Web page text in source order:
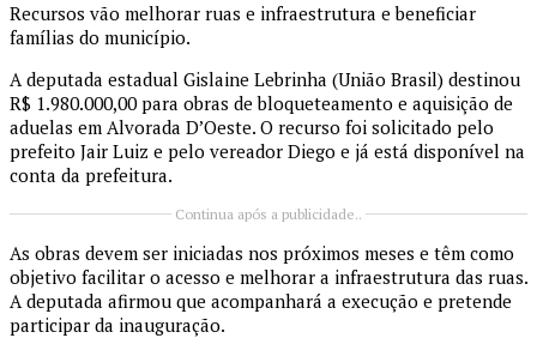
Recursos vão melhorar ruas e infraestrutura e beneficiar
famílias do município.
A deputada estadual Gislaine Lebrinha (União Brasil) destinou
R$ 1.980.000,00 para obras de bloqueteamento e aquisição de
aduelas em Alvorada D’Oeste. O recurso foi solicitado pelo
prefeito Jair Luiz e pelo vereador Diego e já está disponível na
conta da prefeitura.
Continua após a publicidade..
As obras devem ser iniciadas nos próximos meses e têm como
objetivo facilitar o acesso e melhorar a infraestrutura das ruas.
A deputada afirmou que acompanhará a execução e pretende
participar da inauguração.